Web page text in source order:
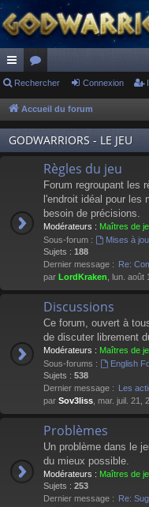
ac
co
ur
ci
or
u
m
s
Rechercher Connexion
Accueil du forum
GODWARRIORS - LE JEU
Règles du jeu
Forum regroupant les
l'endroit idéal pour les
besoin de précisions.
Modérateurs : Maîtres de
Sous-forum :
Mises à
Sujets : 188
Dernier message : Re:
par LordKraken , lun.
Discussions
Ce forum, ouvert à
de discuter librement
Modérateurs : Maîtres de
Sous-forums :
English
Sujets : 538
Dernier message : Les
par Sov3liss , mar. juil. 21,
Problèmes
Un problème dans le
du mieux possible.
Modérateurs : Maîtres de
Sujets : 253
Dernier message : Re: